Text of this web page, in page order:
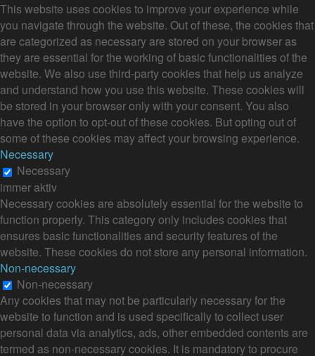
This website uses cookies to improve your experience while
you navigate through the website. Out of these, the cookies that
are categorized as necessary are stored on your browser as
they are essential for the working of basic functionalities of the
website. We also use third-party cookies that help us analyze
and understand how you use this website. These cookies will
be stored in your browser only with your consent. You also
have the option to opt-out of these cookies. But opting out of
some of these cookies may affect your browsing experience.
Necessary
Necessary
immer aktiv
Necessary cookies are absolutely essential for the website to
function properly. This category only includes cookies that
ensures basic functionalities and security features of the
website. These cookies do not store any personal information.
Non-necessary
Non-necessary
Any cookies that may not be particularly necessary for the
website to function and is used specifically to collect user
personal data via analytics, ads, other embedded contents are
termed as non-necessary cookies. It is mandatory to procure